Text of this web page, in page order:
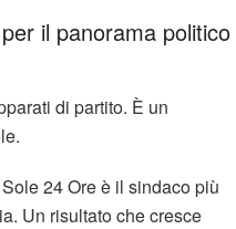
il panorama politico
di partito. È un
24 Ore è il sindaco più
Un risultato che cresce